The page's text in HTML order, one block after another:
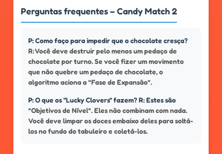
Perguntas frequentes – Candy Match 2
P: Como faço para impedir que o chocolate cresça?
R: Você deve destruir pelo menos um pedaço de
chocolate por turno. Se você fizer um movimento
que não quebre um pedaço de chocolate, o
algoritmo aciona a “Fase de Expansão”.
P: O que os "Lucky Clovers" fazem? R: Estes são
“Objetivos de Nível”. Eles não combinam com nada.
Você deve limpar os doces embaixo deles para soltá-
los no fundo do tabuleiro e coletá-los.